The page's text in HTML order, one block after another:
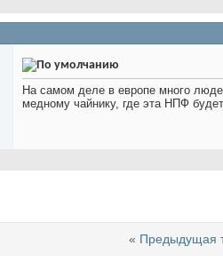
На самом деле в европе много
медному чайнику, где эта НПФ
« Предыдущая